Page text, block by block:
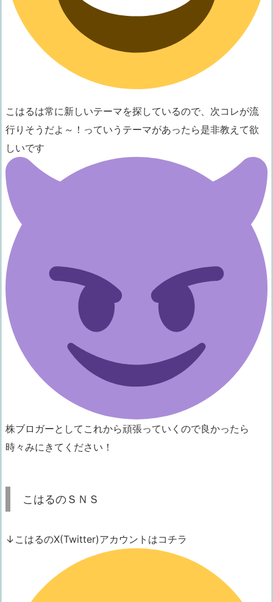
こはるは常に新しいテーマを探しているので、次コレが流
行りそうだよ～！っていうテーマがあったら是非教えて欲
しいです
株ブロガーとしてこれから頑張っていくので良かったら
時々みにきてください！
こはるのＳＮＳ
↓こはるのX(Twitter)アカウントはコチラ